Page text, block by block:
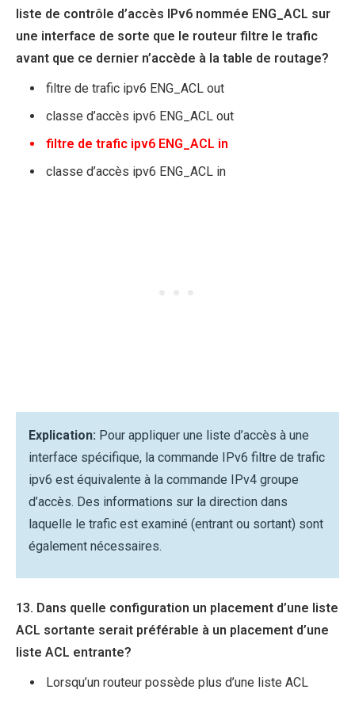
liste de contrôle d’accès IPv6 nommée ENG_ACL sur
une interface de sorte que le routeur filtre le trafic
avant que ce dernier n’accède à la table de routage?
filtre de trafic ipv6 ENG_ACL out
classe d’accès ipv6 ENG_ACL out
filtre de trafic ipv6 ENG_ACL in
classe d’accès ipv6 ENG_ACL in
Explication: Pour appliquer une liste d’accès à une
interface spécifique, la commande IPv6 filtre de trafic
ipv6 est équivalente à la commande IPv4 groupe
d’accès. Des informations sur la direction dans
laquelle le trafic est examiné (entrant ou sortant) sont
également nécessaires.
13. Dans quelle configuration un placement d’une liste
ACL sortante serait préférable à un placement d’une
liste ACL entrante?
Lorsqu’un routeur possède plus d’une liste ACL